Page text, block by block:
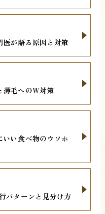
が語る原因と対策
薄毛へのW対策
い食べ物のウソホ
パターンと見分け方